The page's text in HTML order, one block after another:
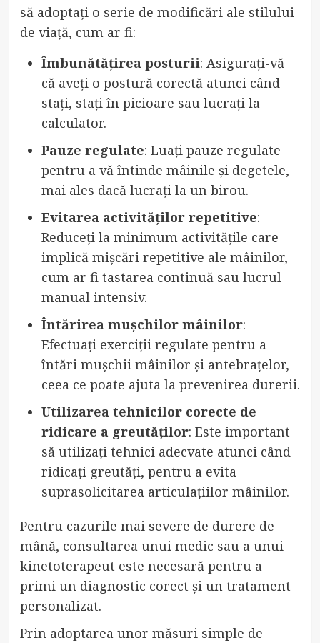
să adoptați o serie de modificări ale stilului
de viață, cum ar fi:
Îmbunătățirea posturii: Asigurați-vă
că aveți o postură corectă atunci când
stați, stați în picioare sau lucrați la
calculator.
Pauze regulate: Luați pauze regulate
pentru a vă întinde mâinile și degetele,
mai ales dacă lucrați la un birou.
Evitarea activităților repetitive:
Reduceți la minimum activitățile care
implică mișcări repetitive ale mâinilor,
cum ar fi tastarea continuă sau lucrul
manual intensiv.
Întărirea mușchilor mâinilor:
Efectuați exerciții regulate pentru a
întări mușchii mâinilor și antebrațelor,
ceea ce poate ajuta la prevenirea durerii.
Utilizarea tehnicilor corecte de
ridicare a greutăților: Este important
să utilizați tehnici adecvate atunci când
ridicați greutăți, pentru a evita
suprasolicitarea articulațiilor mâinilor.
Pentru cazurile mai severe de durere de
mână, consultarea unui medic sau a unui
kinetoterapeut este necesară pentru a
primi un diagnostic corect și un tratament
personalizat.
Prin adoptarea unor măsuri simple de